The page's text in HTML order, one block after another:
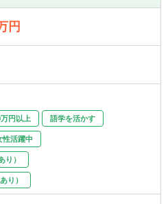
たうえでの最適な会計処理の検討
るため、高い次元での会計専門性
囲気】
れており、様々な経歴やスキルを
同士で高め合うことができる組織
ークの活用で決算繁忙期の負担
一方で、繁忙期以外は対面でのコ
ションの深化を積極的に推奨して
円
円以上 語学を活かす
性活躍中
り）
り）